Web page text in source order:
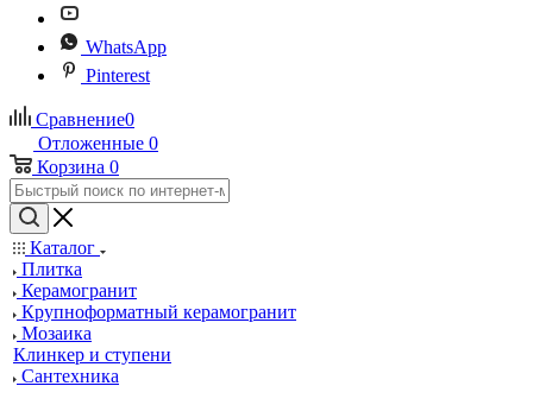
WhatsApp
Pinterest
Сравнение0
Отложенные 0
Корзина 0
Каталог
Плитка
Керамогранит
Крупноформатный керамогранит
Мозаика
Клинкер и ступени
Сантехника